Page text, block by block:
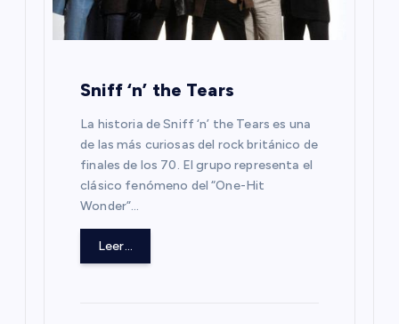
Sniff ‘n’ the Tears
La historia de Sniff ‘n’ the Tears es una
de las más curiosas del rock británico de
finales de los 70. El grupo representa el
clásico fenómeno del “One-Hit
Wonder”…
Leer...